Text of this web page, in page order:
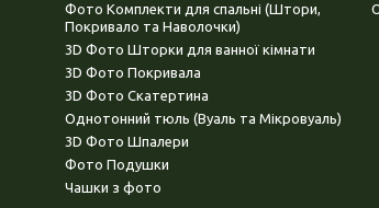
Фото Комплекти для спальні (Штори,
Покривало та Наволочки)
3D Фото Шторки для ванної кімнати
3D Фото Покривала
3D Фото Скатертина
Однотонний тюль (Вуаль та Мікровуаль)
3D Фото Шпалери
Фото Подушки
Чашки з фото